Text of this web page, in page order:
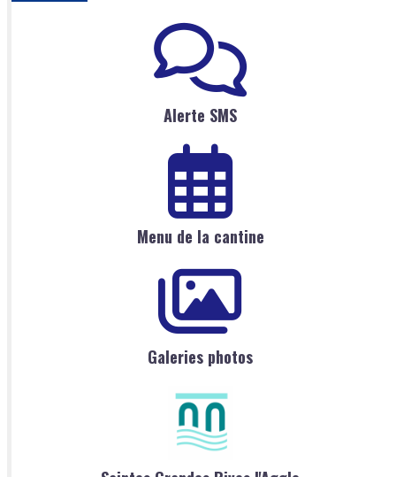
Alerte SMS
Menu de la cantine
Galeries photos